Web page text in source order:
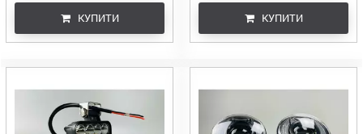
КУПИТИ КУПИТИ